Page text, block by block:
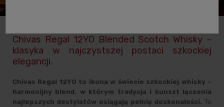
Chivas Regal 12YO Blended Scotch Whisky –
klasyka w najczystszej postaci szkockiej
elegancji.
Chivas Regal 12YO to ikona w świecie szkockiej whisky –
harmonijny blend, w którym tradycja i kunszt łączenia
najlepszych destylatów osiągają pełnię doskonałości. To